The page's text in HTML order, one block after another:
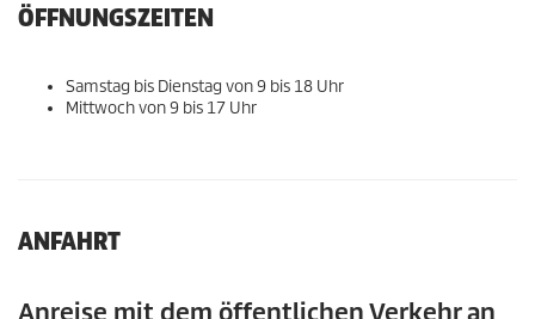
ÖFFNUNGSZEITEN
Samstag bis Dienstag von 9 bis 18 Uhr
Mittwoch von 9 bis 17 Uhr
ANFAHRT
Anreise mit dem öffentlichen Verkehr an